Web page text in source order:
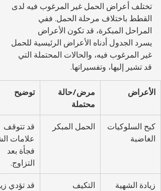
تختلف أعراض الحمل غير المرغوب فيه لدى
القطط باختلاف مرحلة الحمل. ففي
المراحل المبكرة، قد تكون الأعراض
يسرد الجدول أدناه الأعراض الرئيسية للحمل
غير المرغوب فيه، والحالات المحتملة التي
قد تشير إليها، وتفسيراتها.
الأعراض
مرض/حالة
محتملة
توضيح
كبح السلوكيات
الغاضبة
الحمل المبكر
قد تتوقف
علامات
فجأة بعد
التزاوج.
زيادة الشهية
التكيف
قد تؤدي